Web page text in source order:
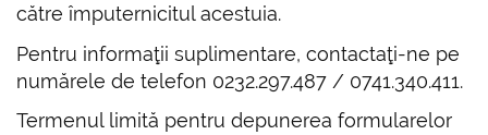
către împuternicitul acestuia.
Pentru informaţii suplimentare, contactaţi-ne pe
numărele de telefon 0232.297.487 / 0741.340.411.
Termenul limită pentru depunerea formularelor